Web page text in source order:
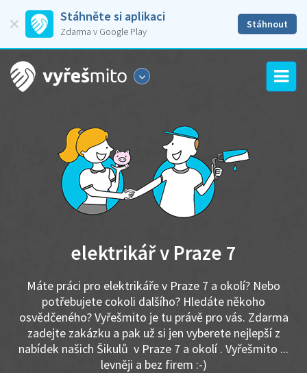
Stáhněte si aplikaci
Zdarma v Google Play
Stáhnout
elektrikář v Praze 7
Máte práci pro elektrikáře v Praze 7 a okolí? Nebo
potřebujete cokoli dalšího? Hledáte někoho
osvědčeného? Vyřešmito je tu právě pro vás. Zdarma
zadejte zakázku a pak už si jen vyberete nejlepší z
nabídek našich Šikulů v Praze 7 a okolí . Vyřešmito ...
levněji a bez firem :-)